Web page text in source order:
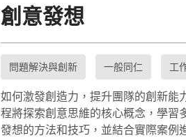
創意發想
問題解決與創新 一般同仁 工
如何激發創造力，提升團隊的創新能
程將探索創意思維的核心概念，學習
發想的方法和技巧，並結合實際案例